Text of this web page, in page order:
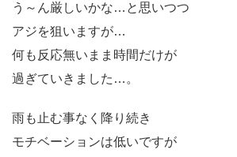
う～ん厳しいかな…と思いつつ
アジを狙いますが…
何も反応無いまま時間だけが
過ぎていきました…。
雨も止む事なく降り続き
モチベーションは低いですが